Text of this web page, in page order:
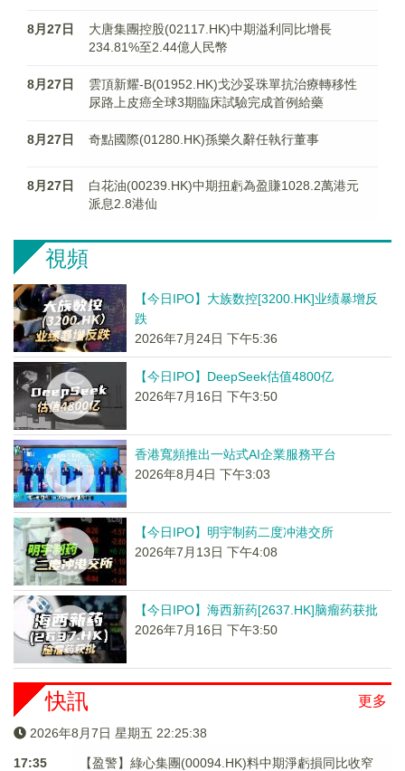
8月27日
大唐集團控股(02117.HK)中期溢利同比增長
234.81%至2.44億人民幣
8月27日
雲頂新耀-B(01952.HK)戈沙妥珠單抗治療轉移性
尿路上皮癌全球3期臨床試驗完成首例給藥
8月27日 奇點國際(01280.HK)孫樂久辭任執行董事
8月27日
白花油(00239.HK)中期扭虧為盈賺1028.2萬港元
派息2.8港仙
視頻
【今日IPO】大族数控[3200.HK]业绩暴增反
跌
2026年7月24日 下午5:36
【今日IPO】DeepSeek估值4800亿
2026年7月16日 下午3:50
香港寬頻推出一站式AI企業服務平台
2026年8月4日 下午3:03
【今日IPO】明宇制药二度冲港交所
2026年7月13日 下午4:08
【今日IPO】海西新药[2637.HK]脑瘤药获批
2026年7月16日 下午3:50
更多
快訊
2026年8月7日 星期五 22:25:38
17:35
【盈警】綠心集團(00094.HK)料中期淨虧損同比收窄